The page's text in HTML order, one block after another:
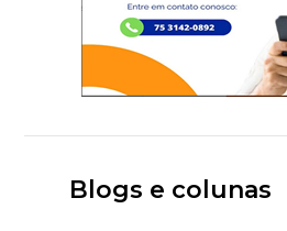
Blogs e colunas